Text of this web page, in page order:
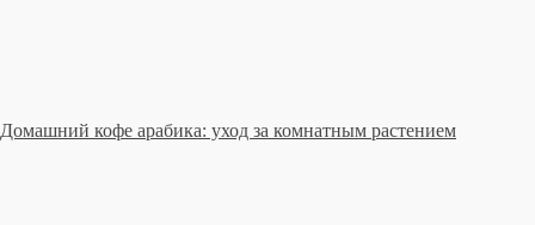
Домашний кофе арабика: уход за комнатным растением